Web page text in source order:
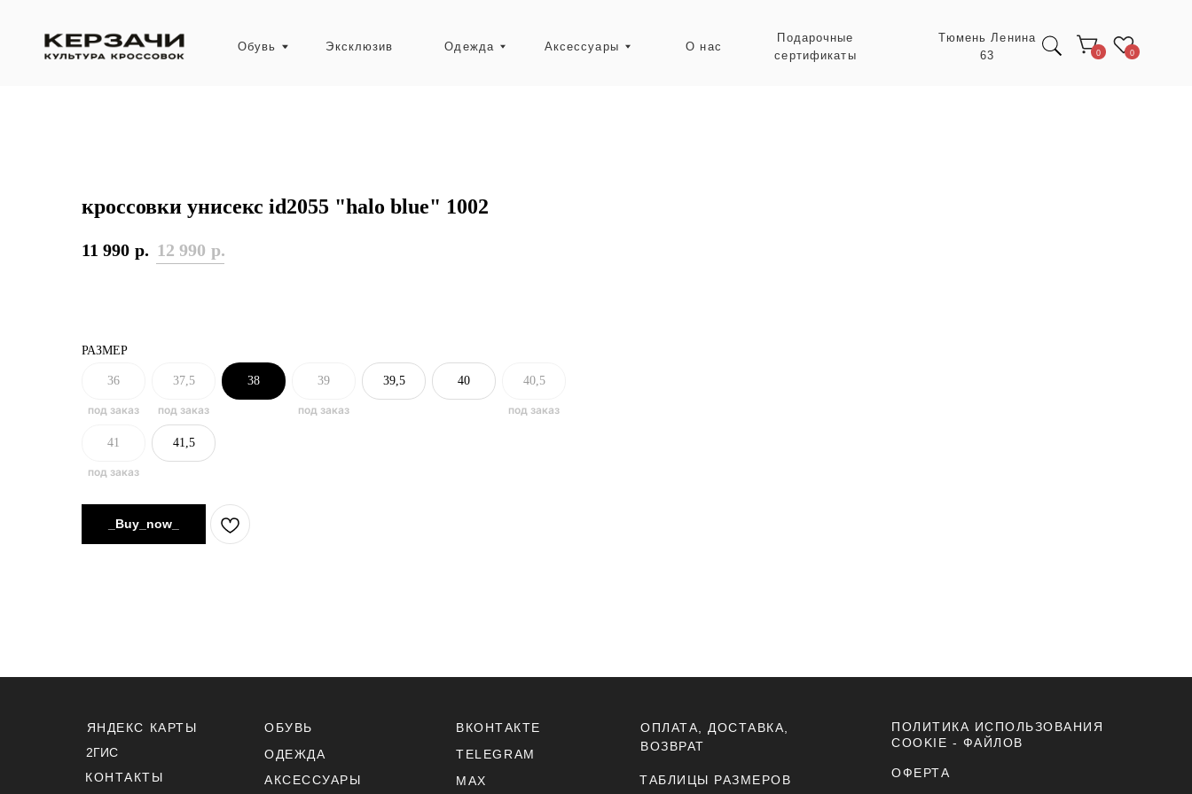
Эксклюзив
Обувь Аксессуары
сертификаты
Тюмень Ленина
кроссовки унисекс id2055 "halo blue" 1002
11 990 р. 12 990 р.
РАЗМЕР
36 37,5 38 39 39,5 40 40,5
41 41,5
_Buy_now_
ВКОНТАКТЕ
TELEGRAM
MAX
ЯНДЕКС КАРТЫ
2ГИС
ОПЛАТА, ДОСТАВКА,
ВОЗВРАТ
ПОЛИТИКА ИСПОЛЬЗОВАНИЯ
COOKIE - ФАЙЛОВ
ОФЕРТА
КОНТАКТЫ
ОБУВЬ
ОДЕЖДА
АКСЕССУАРЫ
ТАБЛИЦЫ РАЗМЕРОВ